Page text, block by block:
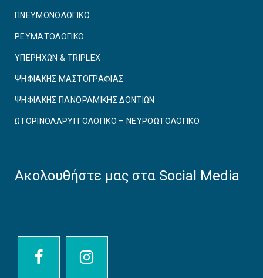
ΠΝΕΥΜΟΝΟΛΟΓΙΚΟ
ΡΕΥΜΑΤΟΛΟΓΙΚΟ
ΥΠΕΡΗΧΩΝ & TRIPLEX
ΨΗΦΙΑΚΗΣ ΜΑΣΤΟΓΡΑΦΙΑΣ
ΨΗΦΙΑΚΗΣ ΠΑΝΟΡΑΜΙΚΗΣ ΔΟΝΤΙΩΝ
ΩΤΟΡΙΝΟΛΑΡΥΓΓΟΛΟΓΙΚΟ – ΝΕΥΡΟΩΤΟΛΟΓΙΚΟ
Ακολουθήστε μας στα Social Media